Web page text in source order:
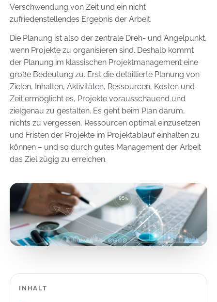
Verschwendung von Zeit und ein nicht
zufriedenstellendes Ergebnis der Arbeit.
Die Planung ist also der zentrale Dreh- und Angelpunkt,
wenn Projekte zu organisieren sind. Deshalb kommt
der Planung im klassischen Projektmanagement eine
große Bedeutung zu. Erst die detaillierte Planung von
Zielen, Inhalten, Aktivitäten, Ressourcen, Kosten und
Zeit ermöglicht es, Projekte vorausschauend und
zielgenau zu gestalten. Es geht beim Plan darum,
nichts zu vergessen, Ressourcen optimal einzusetzen
und Fristen der Projekte im Projektablauf einhalten zu
können – und so durch gutes Management der Arbeit
das Ziel zügig zu erreichen.
INHALT